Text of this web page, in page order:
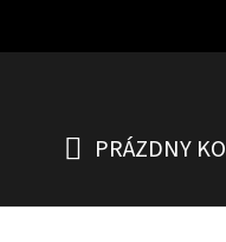
PRÁZDNY